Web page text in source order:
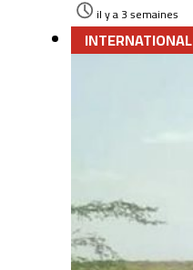
il y a 3 semaines
INTERNATIONAL